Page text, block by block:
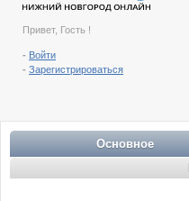
Привет, Гость !
- Войти
- Зарегистрироваться
Основное